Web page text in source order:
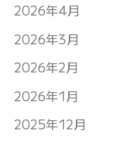
2026年4月
2026年3月
2026年2月
2026年1月
2025年12月